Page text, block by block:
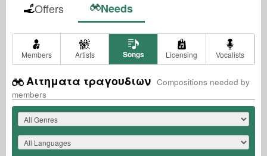
Offers Needs
Members Artists Songs Licensing Vocalists
Αιτηματα τραγουδιων Compositions needed by
members